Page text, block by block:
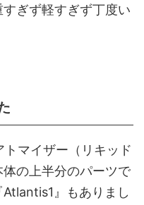
ぎず軽すぎず丁度い
マイザー（リキッド
の上半分のパーツで
』もありまし